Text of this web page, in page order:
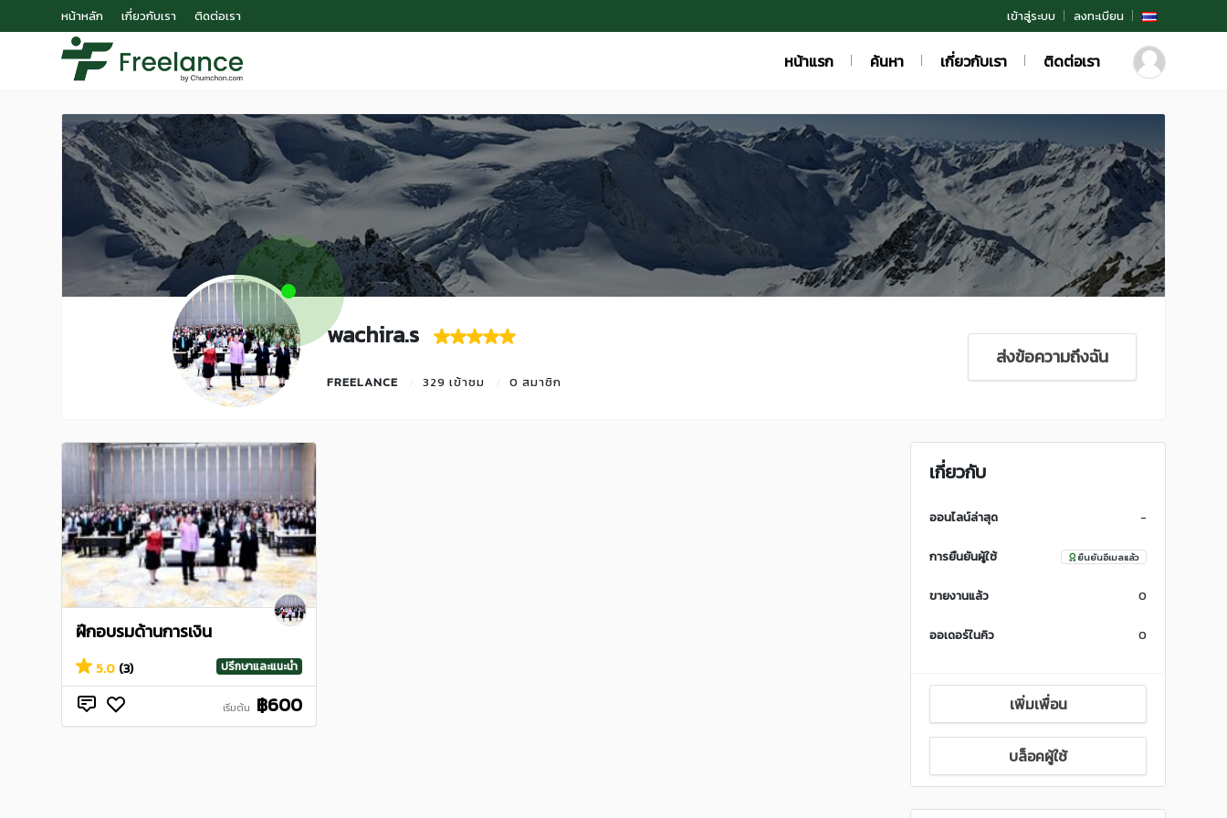
หน้าหลัก เกี่ยวกับเรา ติดต่อเรา เข้าสู่ระบบ ลงทะเบียน
หน้าแรก ค้นหา เกี่ยวกับเรา ติดต่อเรา
wachira.s
FREELANCE 329 เข้าชม 0 สมาชิก
ส่งข้อความถึงฉัน
ฝึกอบรมด้านการเงิน
5.0 (3) ปรึกษาและแนะนำ
เริ่มต้น ฿600
เกี่ยวกับ
ออนไลน์ล่าสุด -
การยืนยันผู้ใช้ ยืนยันอีเมลแล้ว
ขายงานแล้ว 0
ออเดอร์ในคิว 0
เพิ่มเพื่อน
บล็อคผู้ใช้